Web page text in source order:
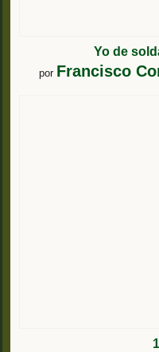
Yo de
por Francisco